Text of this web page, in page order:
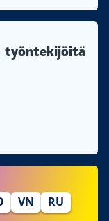
työntekijöitä
VN
RU